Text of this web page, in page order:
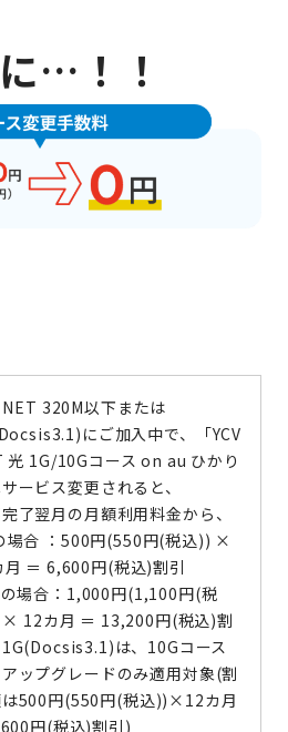
…！！
NET 320M以下または
にご加入中で、「YCV
光 1G/10Gコース on au ひかり
ービス変更されると、
了翌月の月額利用料金から、
場合 ：500円(550円(税込)) ×
月 ＝ 6,600円(税込)割引
場合：1,000円(1,100円(税
12カ月 ＝ 13,200円(税込)割
は、10Gコース
ップグレードのみ適用対象(割
は500円(550円(税込))×12カ月
円(税込)割引)